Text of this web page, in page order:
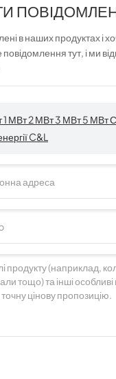
в наших продуктах і
тут, і ми
1 МВт 2 МВт 3 МВт 5 МВт
C&L